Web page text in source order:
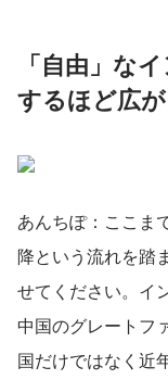
「自由」な
するほど広
あんちぽ：ここま
降という流れを踏
せてください。イ
中国のグレートフ
国だけではなく近